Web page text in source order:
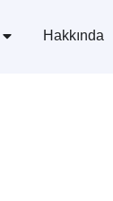
Hakkında